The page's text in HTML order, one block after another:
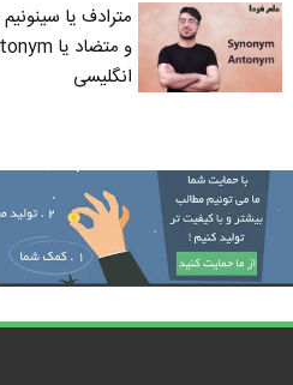
انگلیسی